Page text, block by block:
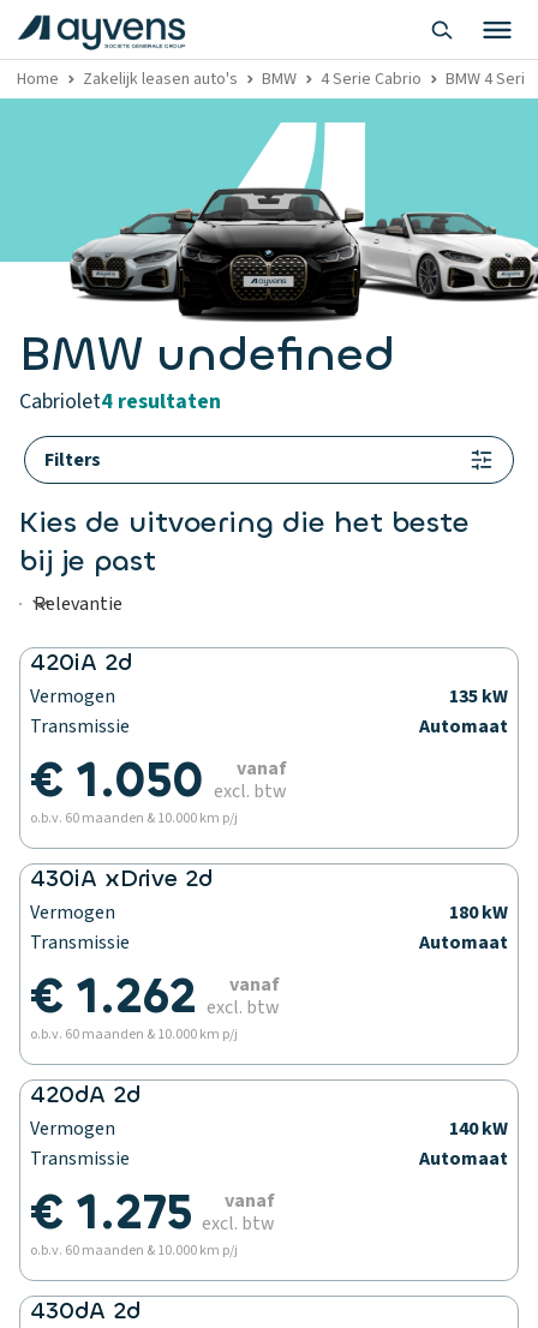
Home Zakelijk leasen auto's BMW 4 Serie Cabrio BMW 4
BMW undefined
cabriolet4 resultaten
Filters
Kies de uitvoering die het beste
bij je past
420iA 2d
Vermogen
135 kW
Transmissie
Automaat
€ 1.050
vanaf
excl. btw
o.b.v. 60 maanden & 10.000 km p/j
430iA xDrive 2d
Vermogen
180 kW
Transmissie
Automaat
€ 1.262
vanaf
excl. btw
o.b.v. 60 maanden & 10.000 km p/j
420dA 2d
Vermogen
140 kW
Transmissie
Automaat
€ 1.275
vanaf
excl. btw
o.b.v. 60 maanden & 10.000 km p/j
430dA 2d